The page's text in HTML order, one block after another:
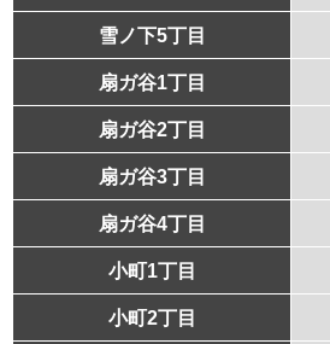
雪ノ下5丁目
扇ガ谷1丁目
扇ガ谷2丁目
扇ガ谷3丁目
扇ガ谷4丁目
小町1丁目
小町2丁目